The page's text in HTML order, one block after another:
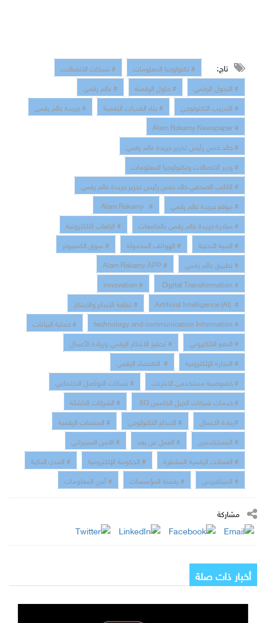
تاج: # تكنولوجيا المعلومات
# شبكات الاتصالات
# التحول الرقمي
# حلول الرقمنة
# عالم رقمي
# التدريب التكنولوجي
# بناء القدرات الرقمية
# جريدة عالم رقمي
# Alam Rakamy Newspaper
# خالد حسن رئيس تحرير جريدة عالم رقمي
# وزير الاتصالات وتكنولوجيا المعلومات
# الكاتب الصحفي خالد حسن رئيس تحرير جريدة عالم رقمي
# موقع جريدة عالم رقمي
# Alam Rakamy
# مبادرة جريدة عالم رقمي بالجامعات
# الالعاب الالكترونية
# البنية التحتية
# الهواتف المحمولة
# سوق الكمبيوتر
# تطبيق عالم رقمي
# Alam Rakamy APP
# Digital Transformation
# innovation
# Artificial Intelligence (AI)
# ثقافة الابداع والابتكار
# technology and communication Information
# حماية البيانات
# الدفع الالكتروني
# تحفيز الابتكار الرقمي وريادة الأعمال
# التجارة الإلكترونية
# الاقتصاد الرقمي
# خصوصية مستخدمى الانترنت
# شبكات التواصل الاجتماعي
# خدمات شبكات الجيل الخامس 5G
# الشركات الناشئة
#ريادة الاعمال
# الابداع التكنولوجي
# المنصات الرقمية
# المستخدمين
# العمل عن بعد
# الامن السبيراني
# العملات الرقمية المشفرة
# الحكومة الإلكترونية
# المدن الذكية
# الميتافيرس
# رقمنة المؤسسات # أمن المعلومات
مشاركة
أخبار ذات صلة